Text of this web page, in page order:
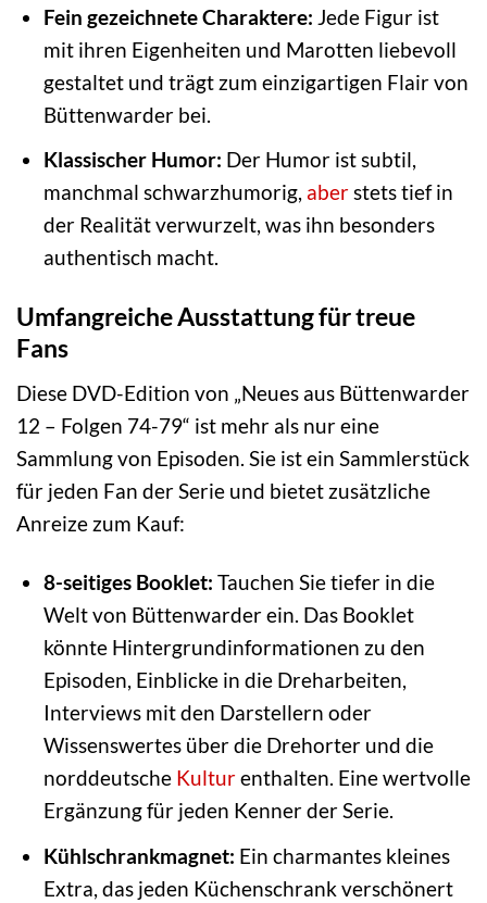
Fein gezeichnete Charaktere: Jede Figur ist
mit ihren Eigenheiten und Marotten liebevoll
gestaltet und trägt zum einzigartigen Flair von
Büttenwarder bei.
Klassischer Humor: Der Humor ist subtil,
manchmal schwarzhumorig, aberstets tief in
der Realität verwurzelt, was ihn besonders
authentisch macht.
Umfangreiche Ausstattung für treue
Fans
Diese DVD-Edition von „Neues aus Büttenwarder
12 – Folgen 74-79“ ist mehr als nur eine
Sammlung von Episoden. Sie ist ein Sammlerstück
für jeden Fan der Serie und bietet zusätzliche
Anreize zum Kauf:
8-seitiges Booklet: Tauchen Sie tiefer in die
Welt von Büttenwarder ein. Das Booklet
könnte Hintergrundinformationen zu den
Episoden, Einblicke in die Dreharbeiten,
Interviews mit den Darstellern oder
Wissenswertes über die Drehorter und die
norddeutsche Kulturenthalten. Eine wertvolle
Ergänzung für jeden Kenner der Serie.
Kühlschrankmagnet: Ein charmantes kleines
Extra, das jeden Küchenschrank verschönert